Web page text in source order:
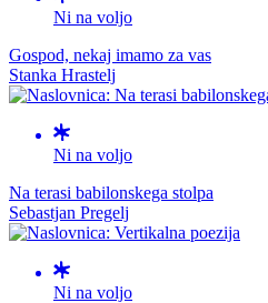
Ni na voljo
Gospod, nekaj imamo za vas
Stanka Hrastelj
Ni na voljo
Na terasi babilonskega stolpa
Sebastjan Pregelj
Ni na voljo